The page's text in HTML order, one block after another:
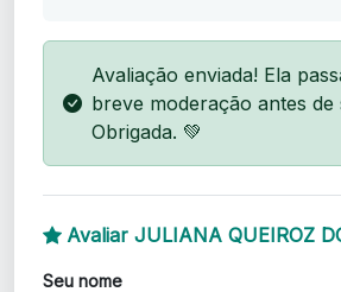
Avaliação enviada! Ela
breve moderação antes de
Obrigada. 💚
Avaliar JULIANA QUEIROZ
Seu nome